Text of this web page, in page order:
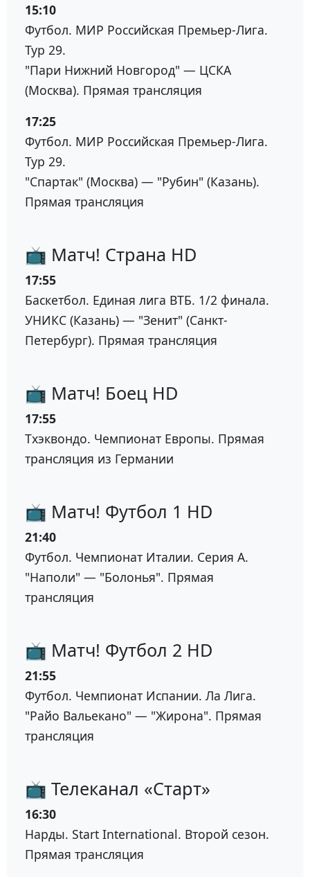
15:10
Футбол. МИР Российская Премьер-Лига.
Тур 29.
"Пари Нижний Новгород" — ЦСКА
(Москва). Прямая трансляция
17:25
Футбол. МИР Российская Премьер-Лига.
Тур 29.
"Спартак" (Москва) — "Рубин" (Казань).
Прямая трансляция
📺 Матч! Страна HD
17:55
Баскетбол. Единая лига ВТБ. 1/2 финала.
УНИКС (Казань) — "Зенит" (Санкт-
Петербург). Прямая трансляция
📺 Матч! Боец HD
17:55
Тхэквондо. Чемпионат Европы. Прямая
трансляция из Германии
📺 Матч! Футбол 1 HD
21:40
Футбол. Чемпионат Италии. Серия А.
"Наполи" — "Болонья". Прямая
трансляция
📺 Матч! Футбол 2 HD
21:55
Футбол. Чемпионат Испании. Ла Лига.
"Райо Вальекано" — "Жирона". Прямая
трансляция
📺 Телеканал «Старт»
16:30
Нарды. Start International. Второй сезон.
Прямая трансляция